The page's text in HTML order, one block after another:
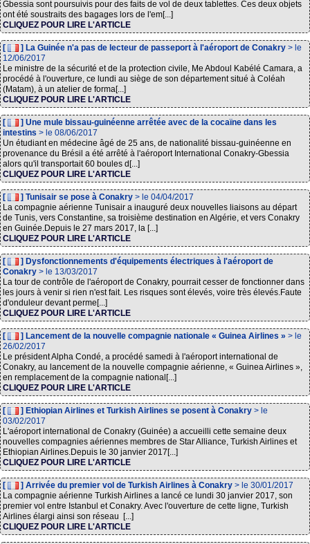
Gbessia sont poursuivis pour des faits de vol de deux tablettes. Ces deux objets
ont été soustraits des bagages lors de l'em[...]
CLIQUEZ POUR LIRE L'ARTICLE
[ ] La Guinée n'a pas de lecteur de passeport à l'aéroport de Conakry > le
12/06/2017
Le ministre de la sécurité et de la protection civile, Me Abdoul Kabélé Camara, a
procédé à l'ouverture, ce lundi au siège de son département situé à Coléah
(Matam), à un atelier de forma[...]
CLIQUEZ POUR LIRE L'ARTICLE
[
] Une mule bissau-guinéenne arrêtée avec de la cocaïne dans les
intestins > le 08/06/2017
Un étudiant en médecine âgé de 25 ans, de nationalité bissau-guinéenne en
provenance du Brésil a été arrêté à l'aéroport International Conakry-Gbessia
alors qu'il transportait 60 boules d[...]
CLIQUEZ POUR LIRE L'ARTICLE
[ ] Tunisair se pose à Conakry > le 04/04/2017
La compagnie aérienne Tunisair a inauguré deux nouvelles liaisons au départ
de Tunis, vers Constantine, sa troisième destination en Algérie, et vers Conakry
en Guinée.Depuis le 27 mars 2017, la [...]
CLIQUEZ POUR LIRE L'ARTICLE
[
] Dysfonctionnements d'équipements électriques à l'aéroport de
Conakry > le 13/03/2017
La tour de contrôle de l'aéroport de Conakry, pourrait cesser de fonctionner dans
les jours à venir si rien n'est fait. Les risques sont élevés, voire très élevés.Faute
d'onduleur devant perme[...]
CLIQUEZ POUR LIRE L'ARTICLE
[ ] Lancement de la nouvelle compagnie nationale « Guinea Airlines » > le
26/02/2017
Le président Alpha Condé, a procédé samedi à l'aéroport international de
Conakry, au lancement de la nouvelle compagnie aérienne, « Guinea Airlines »,
en remplacement de la compagnie national[...]
CLIQUEZ POUR LIRE L'ARTICLE
[ ] Ethiopian Airlines et Turkish Airlines se posent à Conakry > le
03/02/2017
L'aéroport international de Conakry (Guinée) a accueilli cette semaine deux
nouvelles compagnies aériennes membres de Star Alliance, Turkish Airlines et
Ethiopian Airlines.Depuis le 30 janvier 2017[...]
CLIQUEZ POUR LIRE L'ARTICLE
[ ] Arrivée du premier vol de Turkish Airlines à Conakry > le 30/01/2017
La compagnie aérienne Turkish Airlines a lancé ce lundi 30 janvier 2017, son
premier vol entre Istanbul et Conakry. Avec l'ouverture de cette ligne, Turkish
Airlines élargi ainsi son réseau [...]
CLIQUEZ POUR LIRE L'ARTICLE